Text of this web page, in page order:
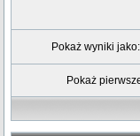
Pokaż wyniki jako:
Pokaż